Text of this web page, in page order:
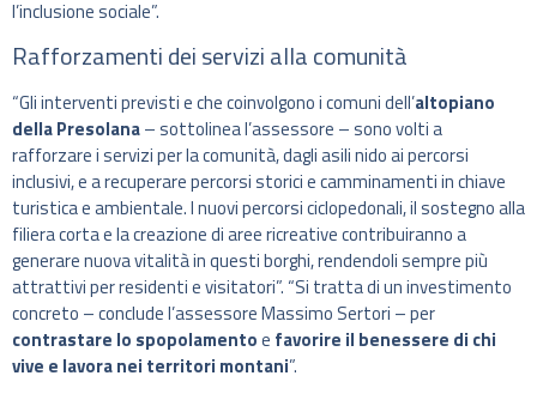
l’inclusione sociale”.
Rafforzamenti dei servizi alla comunità
“Gli interventi previsti e che coinvolgono i comuni dell’altopiano
della Presolana– sottolinea l’assessore – sono volti a
rafforzare i servizi per la comunità, dagli asili nido ai percorsi
inclusivi, e a recuperare percorsi storici e camminamenti in chiave
turistica e ambientale. I nuovi percorsi ciclopedonali, il sostegno alla
filiera corta e la creazione di aree ricreative contribuiranno a
generare nuova vitalità in questi borghi, rendendoli sempre più
attrattivi per residenti e visitatori”. “Si tratta di un investimento
concreto – conclude l’assessore Massimo Sertori – per
contrastare lo spopolamentoe favorire il benessere di chi
vive e lavora nei territori montani”.